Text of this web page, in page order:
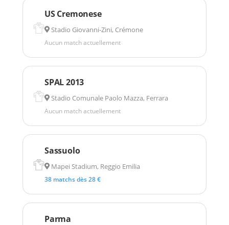
US Cremonese
Stadio Giovanni-Zini, Crémone
Aucun match actuellement
SPAL 2013
Stadio Comunale Paolo Mazza, Ferrara
Aucun match actuellement
Sassuolo
Mapei Stadium, Reggio Emilia
38 matchs dès 28 €
Parma